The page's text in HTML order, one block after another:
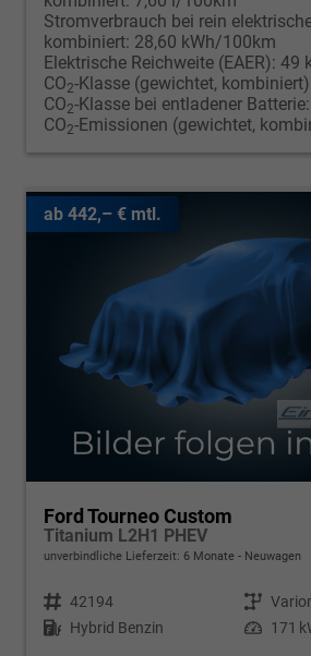
Stromverbrauch bei rein
kombiniert: 28,60 kWh/100km
Elektrische Reichweite (EAER): 49
CO2-Klasse (gewichtet,
CO2-Klasse bei entladener Batterie:
CO2-Emissionen (gewichtet,
ab 442,– € mtl.
Ford Tourneo Custom
Titanium L2H1 PHEV
unverbindliche Lieferzeit: 6 Monate Neuwagen
Fahrzeugnr. 42194 Getriebe
Kraftstoff Hybrid Benzin Leistung 171